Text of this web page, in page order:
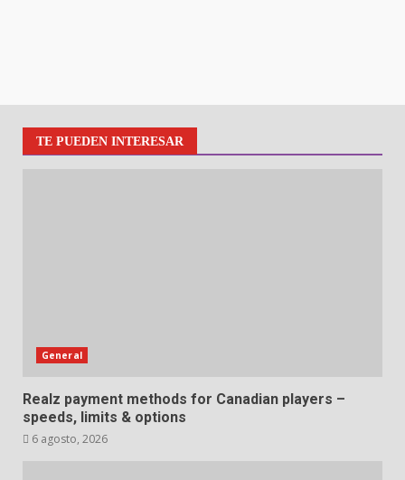
TE PUEDEN INTERESAR
General
Realz payment methods for Canadian players –
speeds, limits & options
6 agosto, 2026